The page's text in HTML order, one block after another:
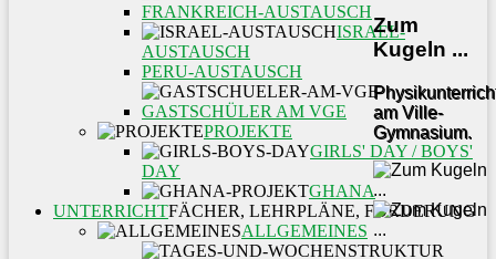
Zum
Kugeln ...
am Ville-
Gymnasium.
FRANKREICH-AUSTAUSCH
ISRAEL-
AUSTAUSCH
PERU-AUSTAUSCH
GASTSCHÜLER AM VGE
PROJEKTE
GIRLS' DAY / BOYS'
DAY
GHANA
UNTERRICHTFÄCHER, LEHRPLÄNE, FÖRDERUNG
ALLGEMEINES